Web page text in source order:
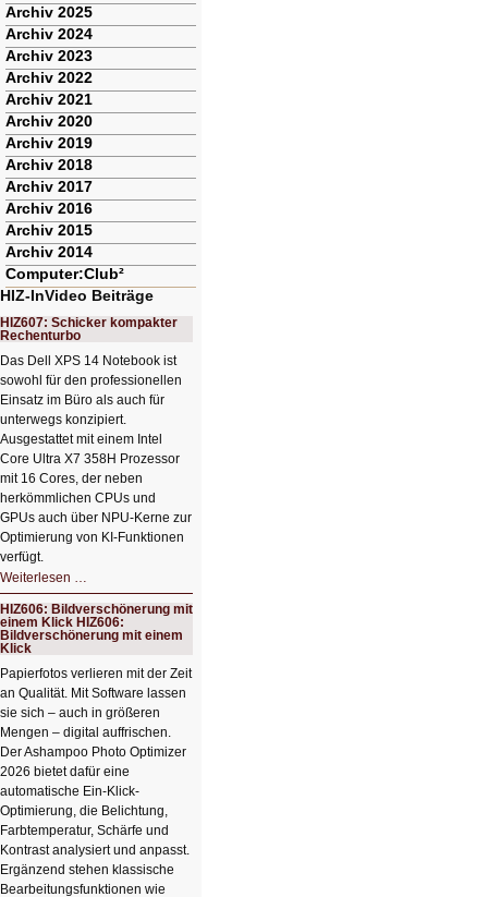
Archiv 2025
Archiv 2024
Archiv 2023
Archiv 2022
Archiv 2021
Archiv 2020
Archiv 2019
Archiv 2018
Archiv 2017
Archiv 2016
Archiv 2015
Archiv 2014
Computer:Club²
HIZ-InVideo Beiträge
HIZ607: Schicker kompakter
Rechenturbo
Das Dell XPS 14 Notebook ist
sowohl für den professionellen
Einsatz im Büro als auch für
unterwegs konzipiert.
Ausgestattet mit einem Intel
Core Ultra X7 358H Prozessor
mit 16 Cores, der neben
herkömmlichen CPUs und
GPUs auch über NPU-Kerne zur
Optimierung von KI-Funktionen
verfügt.
Weiterlesen …
Schicker
kompakter
Rechenturbo
HIZ606: Bildverschönerung mit
einem Klick HIZ606:
Bildverschönerung mit einem
Klick
Papierfotos verlieren mit der Zeit
an Qualität. Mit Software lassen
sie sich – auch in größeren
Mengen – digital auffrischen.
Der Ashampoo Photo Optimizer
2026 bietet dafür eine
automatische Ein-Klick-
Optimierung, die Belichtung,
Farbtemperatur, Schärfe und
Kontrast analysiert und anpasst.
Ergänzend stehen klassische
Bearbeitungsfunktionen wie